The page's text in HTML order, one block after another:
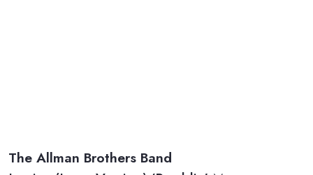
The Allman Brothers Band